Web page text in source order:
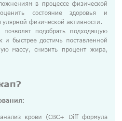
Медосмотры для справок
ДМС
в процессе физической
состояние здоровья и
физической активности.
позволят подобрать подходящую
и быстрее достичь поставленной
массу, снизить процент жира,
крови (CBC+ Diff формула